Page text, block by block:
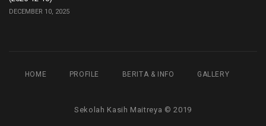
DECEMBER 10, 2025
HOME PROFILE BERITA & INFO GALLERY
Sekolah Kasih Maitreya © 2019